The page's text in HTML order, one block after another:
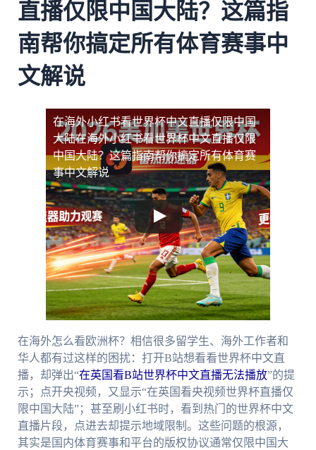
直播仅限中国大陆？这篇指
南帮你搞定所有体育赛事中
文解说
在海外小红书看世界杯中文直播仅限中国
大陆在海外小红书看世界杯中文直播仅限
中国大陆？这篇指南帮你搞定所有体育赛
事中文解说
在海外怎么看欧洲杯？相信很多留学生、海外工作者和
华人都有过这样的困扰：打开B站想看看世界杯中文直
播，却弹出“在英国看B站世界杯中文直播无法播放”的提
示；点开央视频，又显示“在英国看央视频世界杯直播仅
限中国大陆”；甚至刷小红书时，看到热门的世界杯中文
直播片段，点进去却提示地域限制。这些问题的根源，
其实是国内体育赛事和平台的版权协议通常仅限中国大